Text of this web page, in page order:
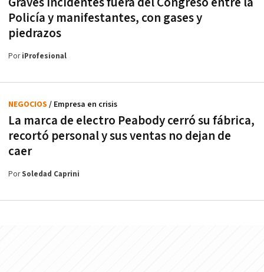
Policía y manifestantes, con gases y
piedrazos
PoriProfesional
La marca de electro Peabody cerró su fábrica,
recortó personal y sus ventas no dejan de
caer
NEGOCIOS / Empresa en crisis
PorSoledad Caprini